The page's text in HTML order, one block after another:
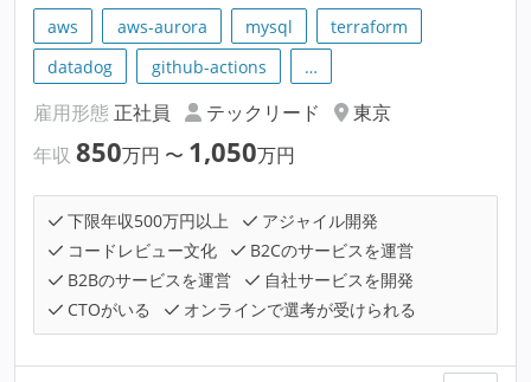
aws aws-aurora mysql
terraform
datadog
github-actions …
雇用形態 正社員 テックリード
東京
年収 850万円 〜 1,050万円
下限年収500万円以上
アジャイル開発
コードレビュー文化
B2Cのサービスを運営
B2Bのサービスを運営
自社サービスを開発
CTOがいる
オンラインで選考が受けられる